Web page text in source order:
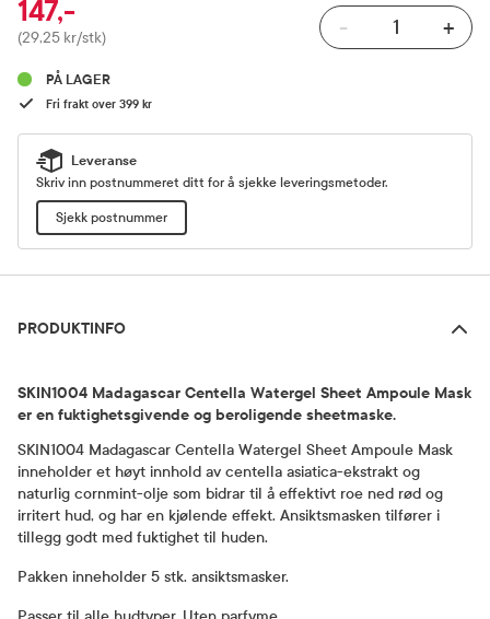
Pris
147,-
(29,25 kr/stk) - +
PÅ LAGER
Fri frakt over 399 kr
Leveranse
Skriv inn postnummeret ditt for å sjekke leveringsmetoder.
Sjekk postnummer
PRODUKTINFO
SKIN1004 Madagascar Centella Watergel Sheet Ampoule Mask
er en fuktighetsgivende og beroligende sheetmaske.
SKIN1004 Madagascar Centella Watergel Sheet Ampoule Mask
inneholder et høyt innhold av centella asiatica-ekstrakt og
naturlig cornmint-olje som bidrar til å effektivt roe ned rød og
irritert hud, og har en kjølende effekt. Ansiktsmasken tilfører i
tillegg godt med fuktighet til huden.
Pakken inneholder 5 stk. ansiktsmasker.